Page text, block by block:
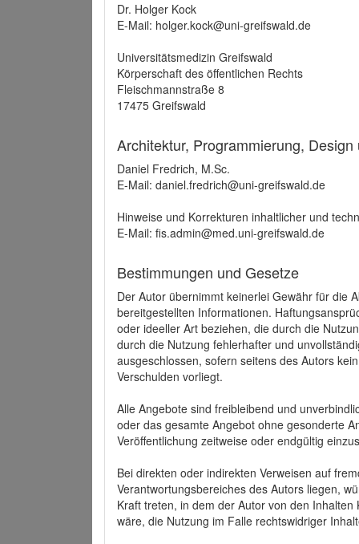
Dr. Holger Kock
E-Mail: holger.kock@uni-greifswald.de
Universitätsmedizin Greifswald
Körperschaft des öffentlichen Rechts
Fleischmannstraße 8
17475 Greifswald
Architektur, Programmierung,
Daniel Fredrich, M.Sc.
E-Mail: daniel.fredrich@uni-greifswald.de
Hinweise und Korrekturen inhaltlicher und
E-Mail: fis.admin@med.uni-greifswald.de
Bestimmungen und Gesetze
Der Autor übernimmt keinerlei Gewähr für die
bereitgestellten Informationen.
oder ideeller Art beziehen, die durch die
durch die Nutzung fehlerhafter und
ausgeschlossen, sofern seitens des Autors
Verschulden vorliegt.
Alle Angebote sind freibleibend und
oder das gesamte Angebot ohne gesonderte
Veröffentlichung zeitweise oder endgültig
Bei direkten oder indirekten Verweisen auf
Verantwortungsbereiches des Autors liegen,
Kraft treten, in dem der Autor von den
wäre, die Nutzung im Falle rechtswidriger